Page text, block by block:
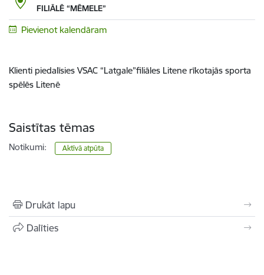
FILIĀLĒ “MĒMELE”
Pievienot kalendāram
Klienti piedalīsies VSAC “Latgale”filiāles Litene rīkotajās sporta
spēlēs Litenē
Saistītas tēmas
Notikumi: Aktīvā atpūta
Drukāt lapu
Dalīties